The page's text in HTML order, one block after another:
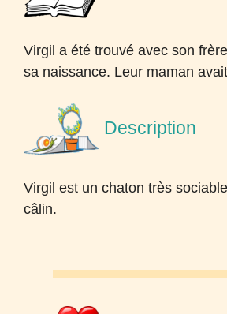
Virgil a été trouvé avec son
sa naissance. Leur maman
Description
Virgil est un chaton très
câlin.